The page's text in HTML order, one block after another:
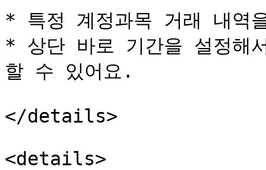
* 특정 계정과목 거래 내역
* 상단 바로 기간을 설정해
할 수 있어요.
</details>
<details>